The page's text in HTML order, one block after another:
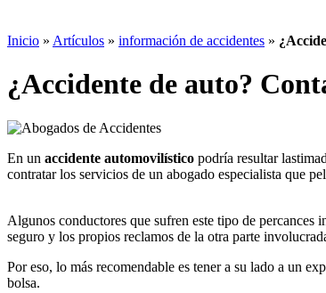
Inicio » Artículos » información de accidentes »
¿Accidente de auto?
En un accidente automovilístico podría resultar
contratar los servicios de un abogado especialista que
Algunos conductores que sufren este tipo de percances
seguro y los propios reclamos de la otra parte
Por eso, lo más recomendable es tener a su lado a un
bolsa.